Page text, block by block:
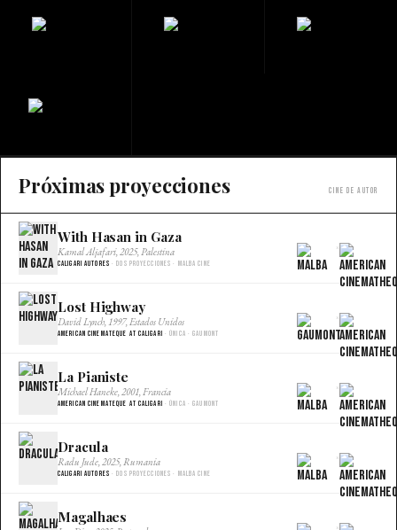
Próximas proyecciones Cine de autor
With Hasan in Gaza
Kamal Aljafari, 2025, Palestina
Caligari Autores · Dos proyecciones · Malba Cine
×
Lost Highway
David Lynch, 1997, Estados Unidos
American Cinemateque at Caligari · Única · Gaumont
×
La Pianiste
Michael Haneke, 2001, Francia
American Cinemateque at Caligari · Única · Gaumont
×
Dracula
Radu Jude, 2025, Rumania
Caligari Autores · Dos proyecciones · Malba Cine
×
Magalhaes